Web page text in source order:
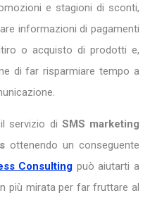
e stagioni di sconti,
informazioni di pagamenti
o acquisto di prodotti e,
di far risparmiare tempo a
servizio di SMS marketing
ottenendo un conseguente
Consulting può aiutarti a
più mirata per far fruttare al